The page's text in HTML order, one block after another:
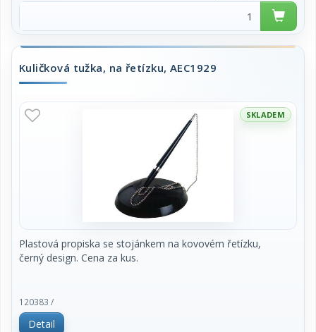
Kuličková tužka, na řetízku, AEC1929
SKLADEM
Plastová propiska se stojánkem na kovovém řetízku,
černý design. Cena za kus.
120383 /
Detail